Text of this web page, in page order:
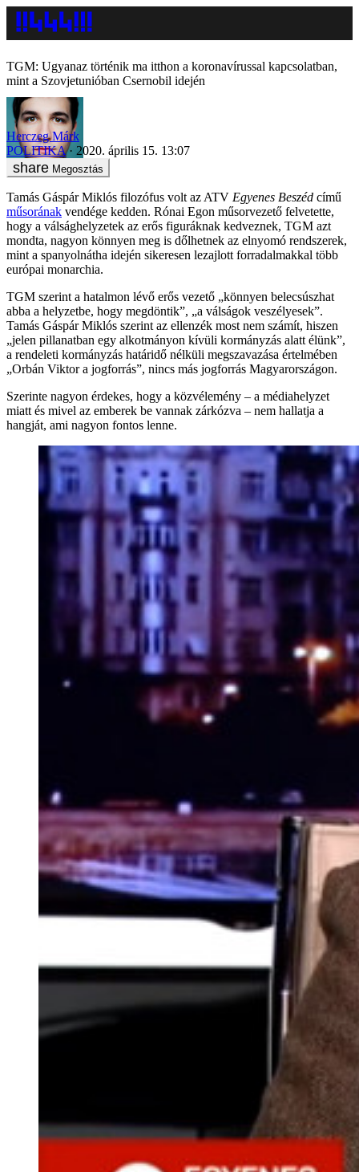
TGM: Ugyanaz történik ma itthon a koronavírussal kapcsolatban,
mint a Szovjetunióban Csernobil idején
Herczeg Márk
POLITIKA
2020. április 15. 13:07
Megosztás
Tamás Gáspár Miklós filozófus volt az ATV Egyenes Beszéd című
műsorának vendége kedden. Rónai Egon műsorvezető felvetette,
hogy a válsághelyzetek az erős figuráknak kedveznek, TGM azt
mondta, nagyon könnyen meg is dőlhetnek az elnyomó rendszerek,
mint a spanyolnátha idején sikeresen lezajlott forradalmakkal több
európai monarchia.
TGM szerint a hatalmon lévő erős vezető „könnyen belecsúszhat
abba a helyzetbe, hogy megdöntik”, „a válságok veszélyesek”.
Tamás Gáspár Miklós szerint az ellenzék most nem számít, hiszen
„jelen pillanatban egy alkotmányon kívüli kormányzás alatt élünk”,
a rendeleti kormányzás határidő nélküli megszavazása értelmében
„Orbán Viktor a jogforrás”, nincs más jogforrás Magyarországon.
Szerinte nagyon érdekes, hogy a közvélemény – a médiahelyzet
miatt és mivel az emberek be vannak zárkózva – nem hallatja a
hangját, ami nagyon fontos lenne.